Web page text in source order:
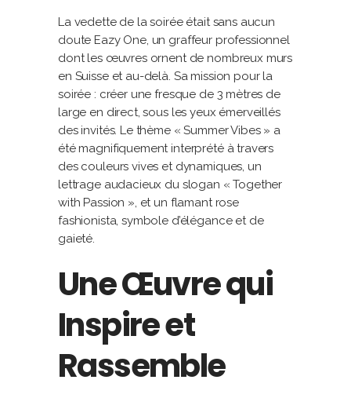
La vedette de la soirée était sans aucun
doute Eazy One, un graffeur professionnel
dont les œuvres ornent de nombreux murs
en Suisse et au-delà. Sa mission pour la
soirée : créer une fresque de 3 mètres de
large en direct, sous les yeux émerveillés
des invités. Le thème « Summer Vibes » a
été magnifiquement interprété à travers
des couleurs vives et dynamiques, un
lettrage audacieux du slogan « Together
with Passion », et un flamant rose
fashionista, symbole d’élégance et de
gaieté.
Une Œuvre qui
Inspire et
Rassemble